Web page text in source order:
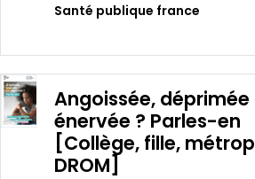
Santé publique france
Angoissée, déprimée
énervée ? Parles-en
[Collège, fille,
DROM]